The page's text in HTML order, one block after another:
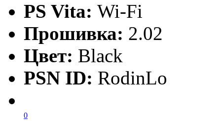
PS Vita: Wi-Fi
Прошивка: 2.02
Цвет: Black
PSN ID: RodinLo
0